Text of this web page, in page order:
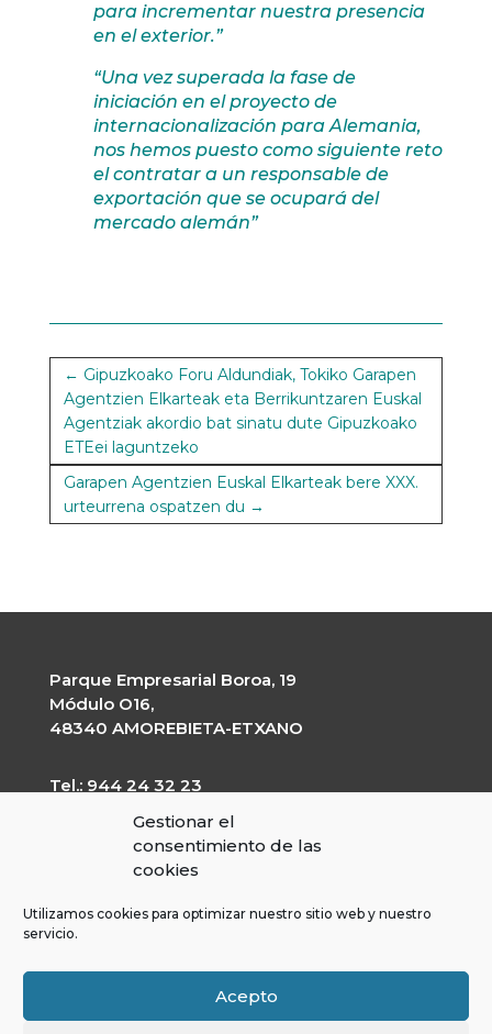
Gestionar el
consentimiento de las
cookies
Utilizamos cookies para optimizar nuestro sitio web y nuestro
servicio.
Acepto
para incrementar nuestra presencia
en el exterior.”
“Una vez superada la fase de
iniciación en el proyecto de
internacionalización para Alemania,
nos hemos puesto como siguiente reto
el contratar a un responsable de
exportación que se ocupará del
mercado alemán”
← Gipuzkoako Foru Aldundiak, Tokiko Garapen
Agentzien Elkarteak eta Berrikuntzaren Euskal
Agentziak akordio bat sinatu dute Gipuzkoako
ETEei laguntzeko
Garapen Agentzien Euskal Elkarteak bere XXX.
urteurrena ospatzen du →
Parque Empresarial Boroa, 19
Módulo O16,
48340 AMOREBIETA-ETXANO
Tel.: 944 24 32 23
CIF: G-20227203
Gardentasun Ataria
Cookies Politika